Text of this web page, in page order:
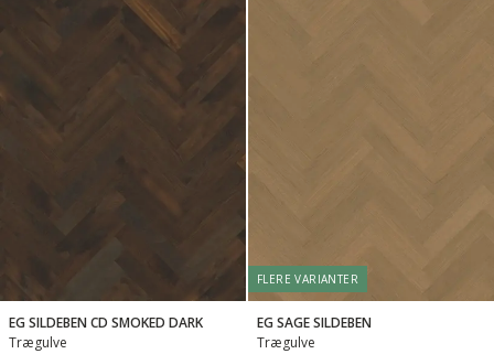
EG SILDEBEN CD SMOKED DARK
Trægulve
FLERE VARIANTER
EG SAGE SILDEBEN
Trægulve